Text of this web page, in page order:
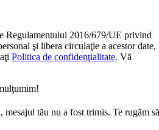
Regulamentului 2016/679/UE privind
şi libera circulaţie a acestor date,
Politica de confidenţialitate. Vă
tău nu a fost trimis. Te rugăm